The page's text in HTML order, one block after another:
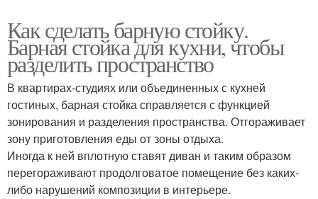
Как сделать барную стойку.
Барная стойка для кухни, чтобы
разделить пространство
В квартирах-студиях или объединенных с кухней
гостиных, барная стойка справляется с функцией
зонирования и разделения пространства. Отгораживает
зону приготовления еды от зоны отдыха.
Иногда к ней вплотную ставят диван и таким образом
перегораживают продолговатое помещение без каких-
либо нарушений композиции в интерьере.